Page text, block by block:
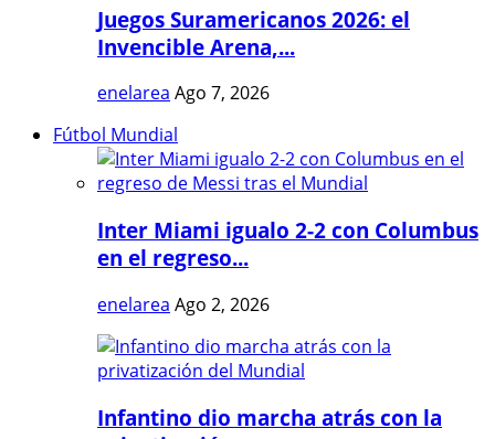
Juegos Suramericanos 2026: el
Invencible Arena,...
enelarea Ago 7, 2026
Fútbol Mundial
Inter Miami igualo 2-2 con Columbus
en el regreso...
enelarea Ago 2, 2026
Infantino dio marcha atrás con la